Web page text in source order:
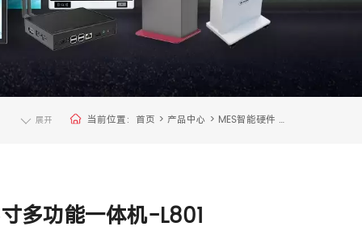
展开 当前位置： 首页 > 产品中心 > MES智能硬件 >
多功能一体机-L801